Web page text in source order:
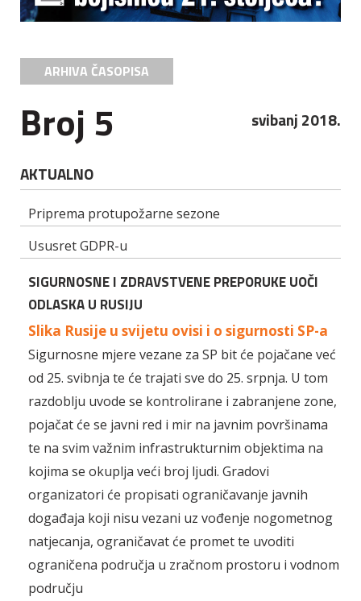
ARHIVA ČASOPISA
Broj 5 svibanj 2018.
AKTUALNO
Priprema protupožarne sezone
Ususret GDPR-u
SIGURNOSNE I ZDRAVSTVENE PREPORUKE UOČI
ODLASKA U RUSIJU
Slika Rusije u svijetu ovisi i o sigurnosti SP-a
Sigurnosne mjere vezane za SP bit će pojačane već
od 25. svibnja te će trajati sve do 25. srpnja. U tom
razdoblju uvode se kontrolirane i zabranjene zone,
pojačat će se javni red i mir na javnim površinama
te na svim važnim infrastrukturnim objektima na
kojima se okuplja veći broj ljudi. Gradovi
organizatori će propisati ograničavanje javnih
događaja koji nisu vezani uz vođenje nogometnog
natjecanja, ograničavat će promet te uvoditi
ograničena područja u zračnom prostoru i vodnom
području